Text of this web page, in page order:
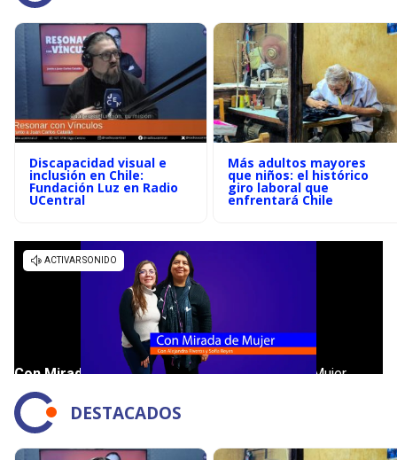
Discapacidad visual e
inclusión en Chile:
Fundación Luz en Radio
UCentral
Más adultos mayores
que niños: el histórico
giro laboral que
enfrentará Chile
DESTACADOS